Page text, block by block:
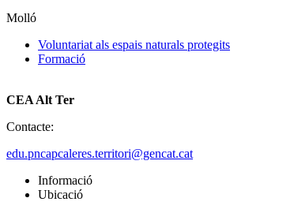
Molló
Voluntariat als espais naturals protegits
Formació
CEA Alt Ter
Contacte:
edu.pncapcaleres.territori@gencat.cat
Informació
Ubicació